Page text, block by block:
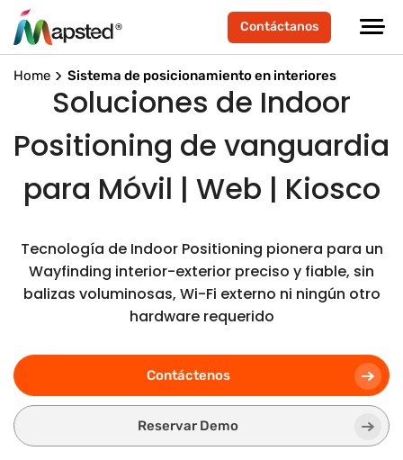
Contáctanos
Home Sistema de posicionamiento en interiores
Soluciones de Indoor
Positioning de vanguardia
para Móvil | Web | Kiosco
Tecnología de Indoor Positioning pionera para un
Wayfinding interior-exterior preciso y fiable, sin
balizas voluminosas, Wi-Fi externo ni ningún otro
hardware requerido
Contáctenos
Reservar Demo